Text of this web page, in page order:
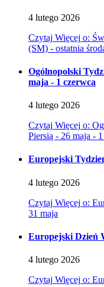
4 lutego 2026
Czytaj Więcej o:
(SM) - ostatnia
Ogólnopolski
maja - 1 czerwca
4 lutego 2026
Czytaj Więcej o:
Piersią - 26 maja -
Europejski
4 lutego 2026
Czytaj Więcej o:
31 maja
Europejski Dzień
4 lutego 2026
Czytaj Więcej o: